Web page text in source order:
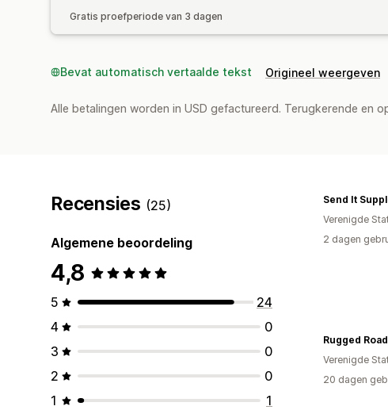
Gratis proefperiode van 3 dagen
Bevat automatisch vertaalde tekst Origineel weergeven
Alle betalingen worden in USD gefactureerd. Terugkerende en
Recensies (25)
Algemene beoordeling
4,8
5
24
4
0
3
0
2
0
1
1
Send It
Verenigde
2 dagen
Rugged
Verenigde
20 dagen